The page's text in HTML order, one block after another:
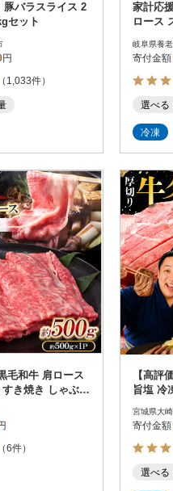
豚バラスライス 2
セット
円
（1,033件）
家計応
ロース
岐阜県養
寄付金額
選べる
冷凍
毛和牛 肩ロース
き焼き しゃぶし
（6件）
【高評
旨塩 冷
宮城県大
寄付金額
選べる